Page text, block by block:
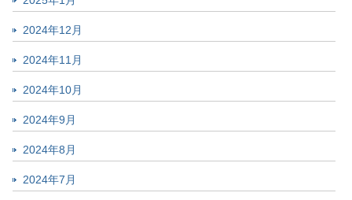
2024年12月
2024年11月
2024年10月
2024年9月
2024年8月
2024年7月